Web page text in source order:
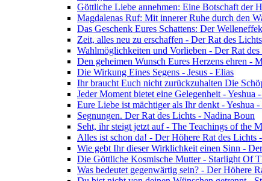
Göttliche Liebe annehmen: Eine Botschaft der
Magdalenas Ruf: Mit innerer Ruhe durch den
Das Geschenk Eures Schattens: Der
Zeit, alles neu zu erschaffen - Der Rat des
Wahlmöglichkeiten und Vorlieben - Der Rat
Den geheimen Wunsch Eures Herzens ehren -
Die Wirkung Eines Segens - Jesus - Elias
Ihr braucht Euch nicht zurückzuhalten Die
Jeder Moment bietet eine Gelegenheit - Yeshua
Eure Liebe ist mächtiger als Ihr denkt - Yeshua
Segnungen. Der Rat des Lichts - Nadina Boun
Seht, ihr steigt jetzt auf - The Teachings of the
Alles ist schon da! - Der Höhere Rat des Lichts
Wie gebt Ihr dieser Wirklichkeit einen Sinn -
Die Göttliche Kosmische Mutter - Starlight Of
Was bedeutet gegenwärtig sein? - Der Höhere